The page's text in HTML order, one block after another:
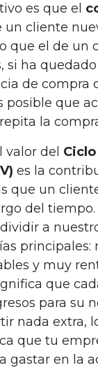
es que el
un cliente
que el de un
si ha
de compra
posible que
la
valor del
es la
que un
del tiempo.
a
principales:
y muy
que
para su
nada extra,
que tu
gastar en la